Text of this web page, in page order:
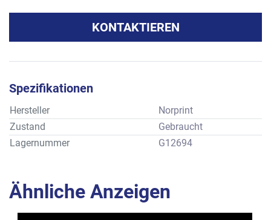
KONTAKTIEREN
Spezifikationen
Hersteller
Norprint
Zustand
Gebraucht
Lagernummer
G12694
Ähnliche Anzeigen